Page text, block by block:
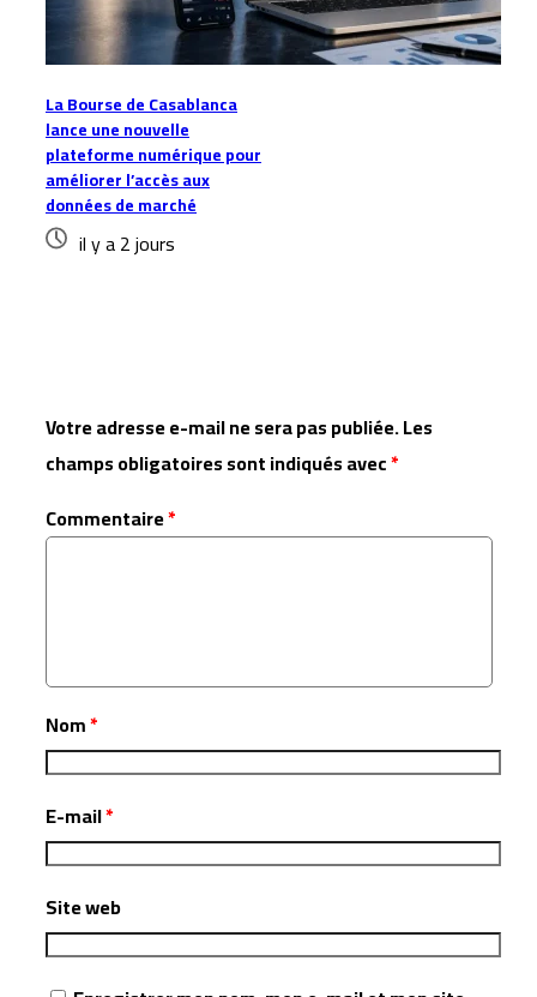
La Bourse de Casablanca
lance une nouvelle
plateforme numérique pour
améliorer l’accès aux
données de marché
il y a 2 jours
Votre adresse e-mail ne sera pas publiée.Les
champs obligatoires sont indiqués avec*
Commentaire*
Nom*
E-mail*
Site web